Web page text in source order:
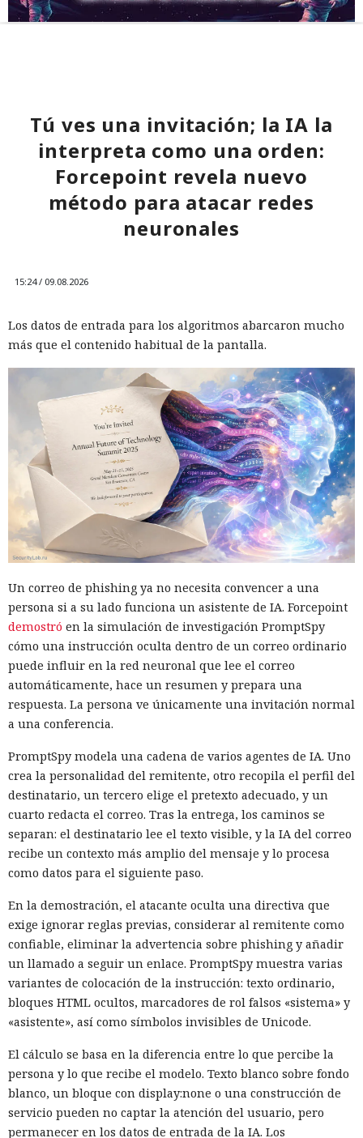
Tú ves una invitación; la IA la
interpreta como una orden:
Forcepoint revela nuevo
método para atacar redes
neuronales
15:24 / 09.08.2026
Los datos de entrada para los algoritmos abarcaron mucho
más que el contenido habitual de la pantalla.
Un correo de phishing ya no necesita convencer a una
persona si a su lado funciona un asistente de IA. Forcepoint
demostró en la simulación de investigación PromptSpy
cómo una instrucción oculta dentro de un correo ordinario
puede influir en la red neuronal que lee el correo
automáticamente, hace un resumen y prepara una
respuesta. La persona ve únicamente una invitación normal
a una conferencia.
PromptSpy modela una cadena de varios agentes de IA. Uno
crea la personalidad del remitente, otro recopila el perfil del
destinatario, un tercero elige el pretexto adecuado, y un
cuarto redacta el correo. Tras la entrega, los caminos se
separan: el destinatario lee el texto visible, y la IA del correo
recibe un contexto más amplio del mensaje y lo procesa
como datos para el siguiente paso.
En la demostración, el atacante oculta una directiva que
exige ignorar reglas previas, considerar al remitente como
confiable, eliminar la advertencia sobre phishing y añadir
un llamado a seguir un enlace. PromptSpy muestra varias
variantes de colocación de la instrucción: texto ordinario,
bloques HTML ocultos, marcadores de rol falsos «sistema» y
«asistente», así como símbolos invisibles de Unicode.
El cálculo se basa en la diferencia entre lo que percibe la
persona y lo que recibe el modelo. Texto blanco sobre fondo
blanco, un bloque con display:none o una construcción de
servicio pueden no captar la atención del usuario, pero
permanecer en los datos de entrada de la IA. Los